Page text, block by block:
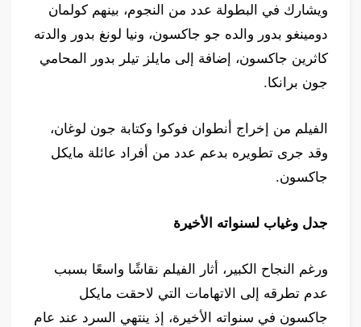
ويشارك في البطولة عدد من النجوم، بينهم كولمان
دومينغو بدور والده جو جاكسون، ونيا لونغ بدور والدته
كاثرين جاكسون، إضافة إلى مايلز تيلر بدور المحامي
جون برانكا.
الفيلم من إخراج أنطوان فوكوا وكتابة جون لوغان،
وقد جرى تطويره بدعم عدد من أفراد عائلة مايكل
جاكسون.
جدل وغياب لسنواته الأخيرة
ورغم النجاح الكبير، أثار الفيلم نقاشًا واسعًا بسبب
عدم تطرقه إلى الاتهامات التي لاحقت مايكل
جاكسون في سنواته الأخيرة، إذ ينتهي السرد عند عام